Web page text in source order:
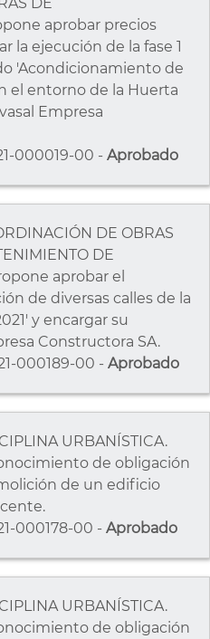
aprobar precios
la ejecución de la fase 1
'Acondicionamiento de
el entorno de la Huerta
Empresa
000019-00 - Aprobado
DE OBRAS
DE
aprobar el
de diversas calles de la
y encargar su
Constructora SA.
000189-00 - Aprobado
URBANÍSTICA.
de obligación
de un edificio
000178-00 - Aprobado
URBANÍSTICA.
de obligación